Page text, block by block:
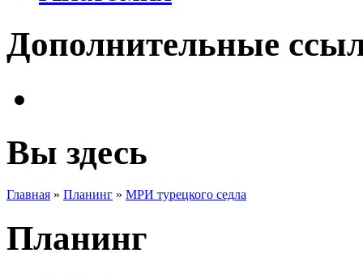
Дополнительные
Вы здесь
Главная » Планинг » МРИ турецкого седла
Планинг